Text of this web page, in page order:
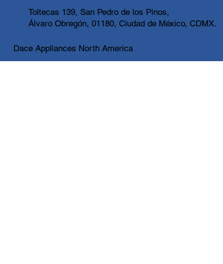
Toltecas 139, San Pedro de los Pinos,
Álvaro Obregón, 01180, Ciudad de México, CDMX.
Dace Appliances North America